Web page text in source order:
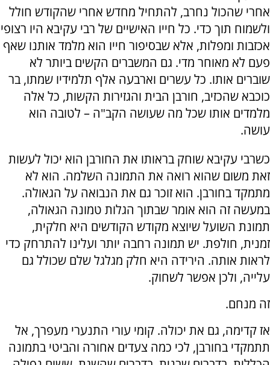
אחרי שהכול נחרב, להתחיל מחדש אחרי שהקודש חולל
ולשמוח תוך כדי. כל חייו האישיים של רבי עקיבא היו רצופי
אכזבות ומפלות, אלא שבסיפור חייו הוא מלמד אותנו שאף
פעם לא מאוחר מדי. גם המשברים הקשים ביותר לא
שוברים אותו. כל עשרים וארבעה אלף תלמידיו שמתו, בר
כוכבא שהכזיב, חורבן הבית והגזירות הקשות, כל אלה
מלמדים אותו שכל מה שעושה הקב"ה – לטובה הוא
עושה.
כשרבי עקיבא שוחק בראותו את החורבן הוא יכול לעשות
זאת משום שהוא רואה את התמונה השלמה. הוא לא
מתמקד בחורבן. הוא זוכר גם את הנבואה על הגאולה.
במעשה זה הוא אומר שבתוך הגלות טמונה הגאולה,
תמונת השועל שיוצא מקודש הקודשים היא חלקית,
זמנית, חולפת. יש תמונה רחבה יותר ועלינו להתרחק כדי
לראות אותה. הירידה היא חלק מגלגל שלם שכולל גם
עלייה, ולכן אפשר לשחוק.
זה מנחם.
אז קדימה, גם את יכולה. קומי עורי התנערי מעפרך, אל
תתמקדי בחורבן, לכי כמה צעדים אחורה והביטי בתמונה